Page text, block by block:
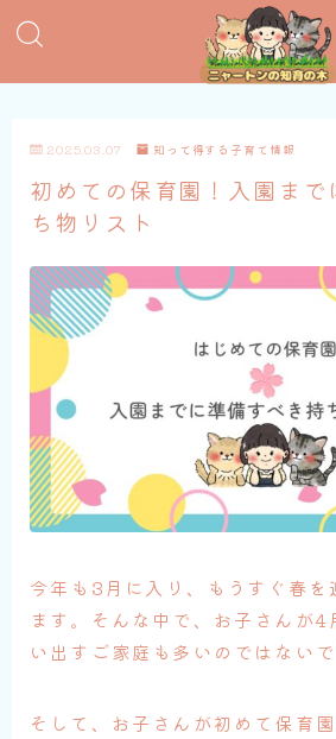
MENU
おすすめ絵本
子育てグッズ
おうち英語
知育おもちゃ
知って得する子育て情報
2025.03.07 知って得する子育て情報
初めての保育園！入園まで
ち物リスト
今年も3月に入り、もうすぐ春を
ます。そんな中で、お子さんが4
い出すご家庭も多いのではないで
そして、お子さんが初めて保育